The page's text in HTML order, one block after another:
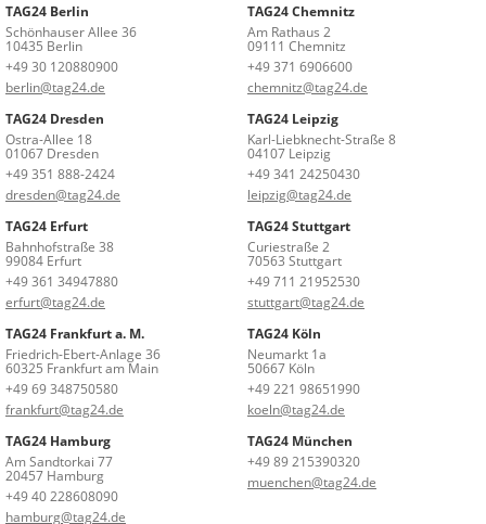
TAG24 Berlin
Schönhauser Allee 36
10435 Berlin
+49 30 120880900
berlin@tag24.de
TAG24 Chemnitz
Am Rathaus 2
09111 Chemnitz
+49 371 6906600
chemnitz@tag24.de
TAG24 Dresden
Ostra-Allee 18
01067 Dresden
+49 351 888-2424
dresden@tag24.de
TAG24 Leipzig
Karl-Liebknecht-Straße 8
04107 Leipzig
+49 341 24250430
leipzig@tag24.de
TAG24 Erfurt
Bahnhofstraße 38
99084 Erfurt
+49 361 34947880
erfurt@tag24.de
TAG24 Stuttgart
Curiestraße 2
70563 Stuttgart
+49 711 21952530
stuttgart@tag24.de
TAG24 Frankfurt a. M.
Friedrich-Ebert-Anlage 36
60325 Frankfurt am Main
+49 69 348750580
frankfurt@tag24.de
TAG24 Köln
Neumarkt 1a
50667 Köln
+49 221 98651990
koeln@tag24.de
TAG24 Hamburg
Am Sandtorkai 77
20457 Hamburg
+49 40 228608090
hamburg@tag24.de
TAG24 München
+49 89 215390320
muenchen@tag24.de